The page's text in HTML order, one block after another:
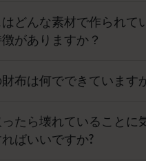
どんな素材で作られて
がありますか？
布は何でできています
たら壊れていることに
ばいいですか?